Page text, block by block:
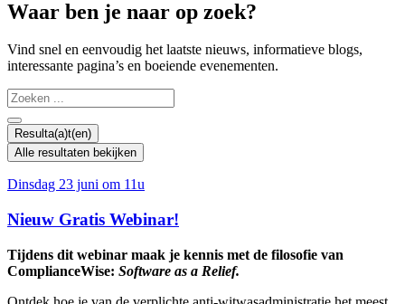
Waar ben je naar op zoek?
Vind snel en eenvoudig het laatste nieuws, informatieve blogs,
interessante pagina’s en boeiende evenementen.
Search
...
Resulta(a)t(en)
Alle resultaten bekijken
Dinsdag 23 juni om 11u
Nieuw Gratis Webinar!
Tijdens dit webinar maak je kennis met de filosofie van
ComplianceWise: Software as a Relief.